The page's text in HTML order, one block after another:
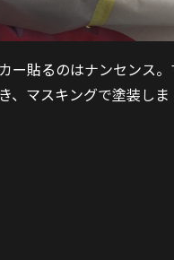
ー貼るのはナンセンス
、マスキングで塗装しま